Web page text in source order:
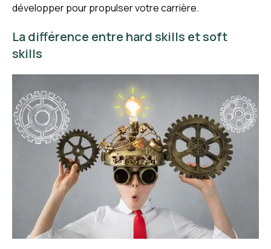
développer pour propulser votre carrière.
La différence entre hard skills et soft
skills